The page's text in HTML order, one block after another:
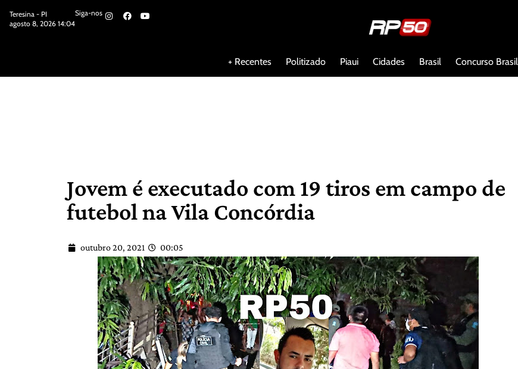
Teresina - PI
agosto 8, 2026 14:04
Siga-nos
+ Recentes Politizado Piaui Cidades Brasil Concurso Brasil
Jovem é executado com 19 tiros em campo de
futebol na Vila Concórdia
outubro 20, 2021 00:05